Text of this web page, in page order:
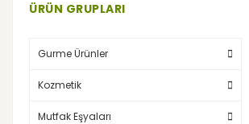
ÜRÜN GRUPLARI
Gurme Ürünler
Kozmetik
Mutfak Eşyaları